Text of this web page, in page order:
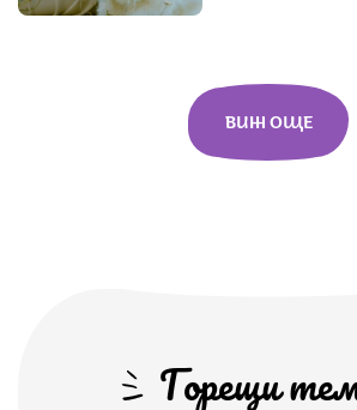
ВИЖ ОЩЕ
Горещи